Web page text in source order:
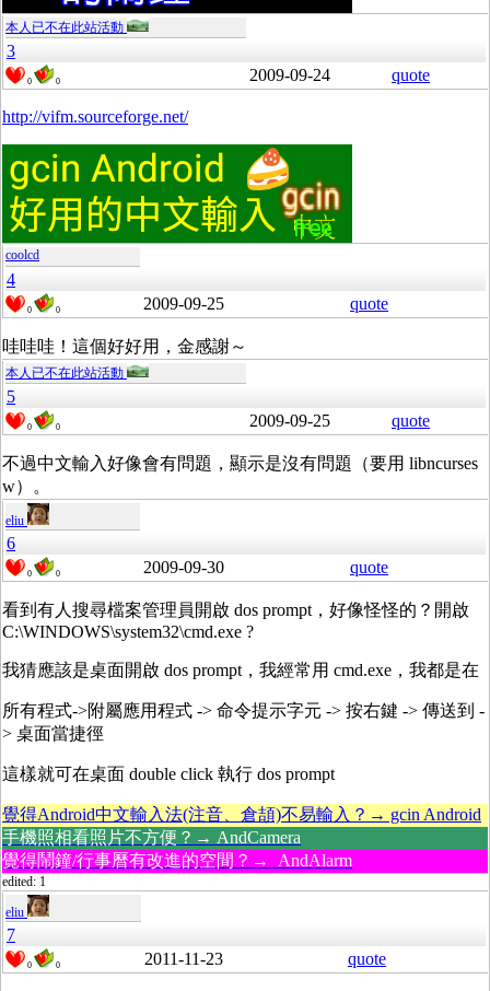
本人已不在此站活動
3
0 0 2009-09-24 quote
http://vifm.sourceforge.net/
coolcd
4
0 0 2009-09-25 quote
哇哇哇！這個好好用，金感謝～
本人已不在此站活動
5
0 0 2009-09-25 quote
不過中文輸入好像會有問題，顯示是沒有問題（要用 libncurses
w）。
eliu
6
0 0 2009-09-30 quote
看到有人搜尋檔案管理員開啟 dos prompt，好像怪怪的？開啟
C:\WINDOWS\system32\cmd.exe ?
我猜應該是桌面開啟 dos prompt，我經常用 cmd.exe，我都是在
所有程式->附屬應用程式 -> 命令提示字元 -> 按右鍵 -> 傳送到 -
> 桌面當捷徑
這樣就可在桌面 double click 執行 dos prompt
覺得Android中文輸入法(注音、倉頡)不易輸入？→ gcin Android
手機照相看照片不方便？→ AndCamera
覺得鬧鐘/行事曆有改進的空間？→ AndAlarm
edited: 1
eliu
7
0 0 2011-11-23 quote